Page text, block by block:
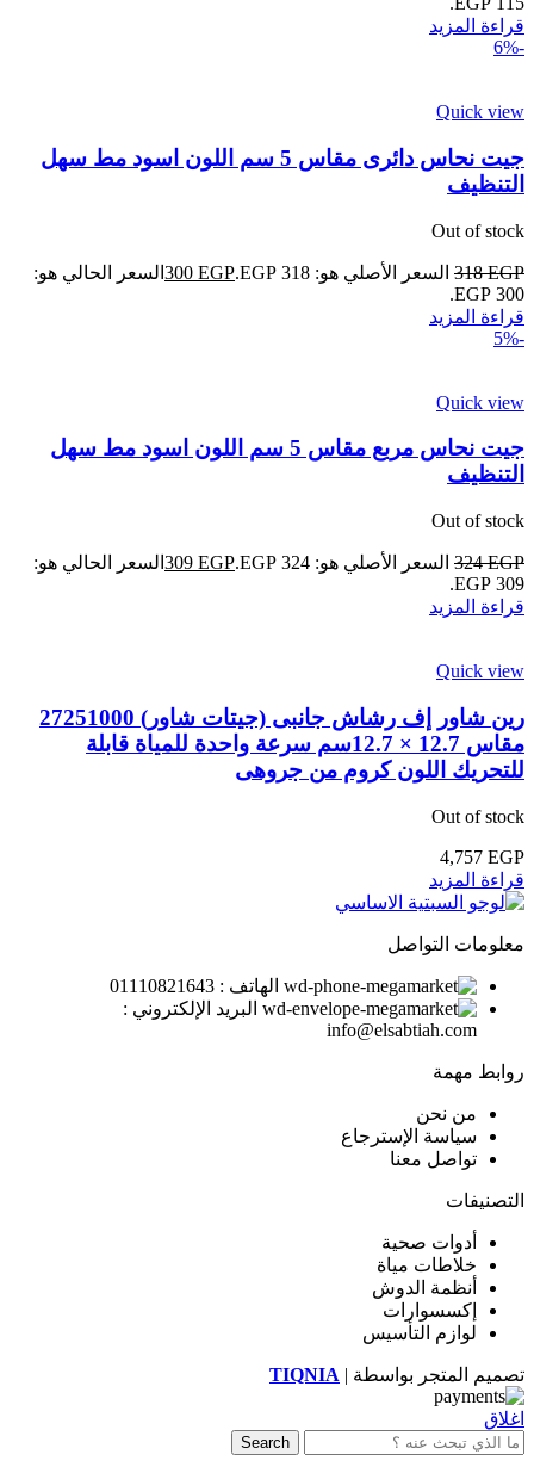
قراءة المزيد
-6%
Quick view
جيت نحاس دائرى مقاس 5 سم اللون اسود مط سهل
التنظيف
Out of stock
318EGP السعر الأصلي هو: 318 EGP. 300 EGP
السعر الحالي هو:
300 EGP.
قراءة المزيد
-5%
Quick view
جيت نحاس مربع مقاس 5 سم اللون اسود مط سهل
التنظيف
Out of stock
324EGP السعر الأصلي هو: 324 EGP. 309 EGP
السعر الحالي هو:
309 EGP.
قراءة المزيد
Quick view
رين شاور إف رشاش جانبى (جيتات شاور) 27251000
مقاس 12.7 × 12.7سم سرعة واحدة للمياة قابلة
للتحريك اللون كروم من جروهى
Out of stock
4,757 EGP
قراءة المزيد
معلومات التواصل
الهاتف : 01110821643
البريد الإلكتروني :
info@elsabtiah.com
روابط مهمة
من نحن
سياسة الإسترجاع
تواصل معنا
التصنيفات
أدوات صحية
خلاطات مياة
أنظمة الدوش
إكسسوارات
لوازم التأسيس
تصميم المتجر بواسطة | TIQNIA
اغلاق
Search